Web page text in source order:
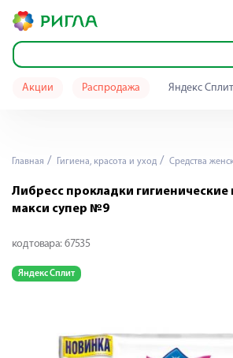
Акции Распродажа Яндекс Сплит
Главная Гигиена, красота и уход Средства
Либресс прокладки гигиенические
макси супер №9
код товара: 67535
Яндекс Сплит